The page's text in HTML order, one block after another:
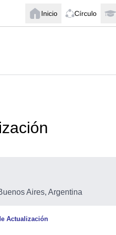
Inicio Círculo
Aires, Argentina
Actualización